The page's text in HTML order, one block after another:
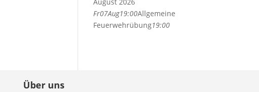
Fr07Aug19:00Allgemeine
Feuerwehrübung19:00
Über uns